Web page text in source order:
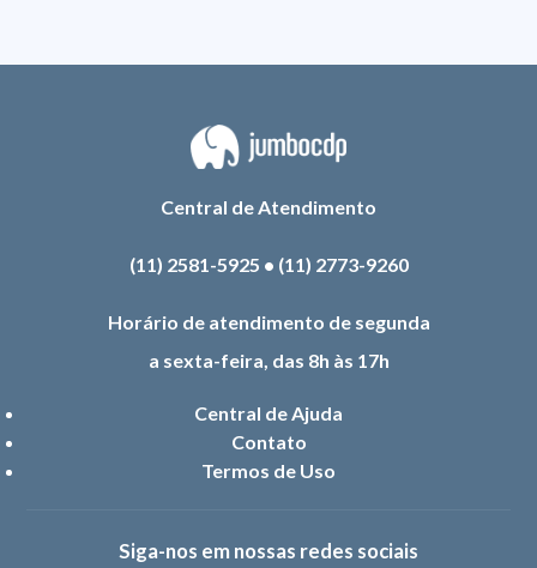
Central de Atendimento
(11) 2581-5925 • (11) 2773-9260
Horário de atendimento de segunda
a sexta-feira, das 8h às 17h
Central de Ajuda
Contato
Termos de Uso
Siga-nos em nossas redes sociais